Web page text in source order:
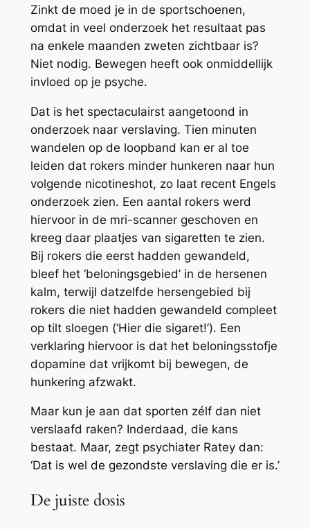
Zinkt de moed je in de sportschoenen,
omdat in veel onderzoek het resultaat pas
na enkele maanden zweten zichtbaar is?
Niet nodig. Bewegen heeft ook onmiddellijk
invloed op je psyche.
Dat is het spectaculairst aangetoond in
onderzoek naar verslaving. Tien minuten
wandelen op de loopband kan er al toe
leiden dat rokers minder hunkeren naar hun
volgende nicotineshot, zo laat recent Engels
onderzoek zien. Een aantal rokers werd
hiervoor in de mri-scanner geschoven en
kreeg daar plaatjes van sigaretten te zien.
Bij rokers die eerst hadden gewandeld,
bleef het ‘beloningsgebied’ in de hersenen
kalm, terwijl datzelfde hersengebied bij
rokers die niet hadden gewandeld compleet
op tilt sloegen (‘Hier die sigaret!’). Een
verklaring hiervoor is dat het beloningsstofje
dopamine dat vrijkomt bij bewegen, de
hunkering afzwakt.
Maar kun je aan dat sporten zélf dan niet
verslaafd raken? Inderdaad, die kans
bestaat. Maar, zegt psychiater Ratey dan:
‘Dat is wel de gezondste verslaving die er is.’
De juiste dosis